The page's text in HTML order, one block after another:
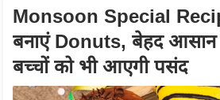
Monsoon Special
बनाएं Donuts, बेहद आसान
बच्चों को भी आएगी पसंद